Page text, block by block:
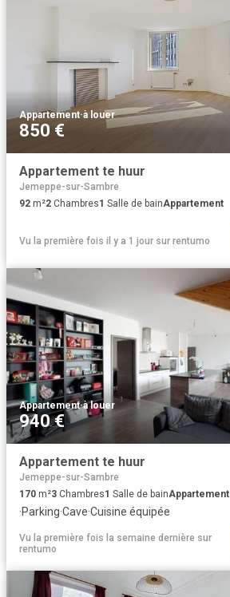
Appartement·à louer
850 €
Appartement te huur
Jemeppe-sur-Sambre
92 m²2 Chambres1 Salle de bainAppartement
Vu la première fois il y a 1 jour sur rentumo
Appartement·à louer
940 €
Appartement te huur
Jemeppe-sur-Sambre
170 m²3 Chambres1 Salle de bainAppartement
·Parking·Cave·Cuisine équipée
Vu la première fois la semaine dernière sur
rentumo